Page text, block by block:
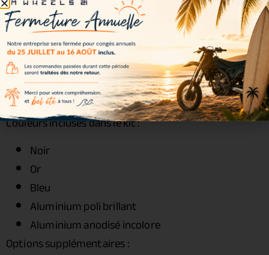
Roulements : inclus
Joints spy : inclus
Entretoises : incluses
Visserie : incluse
Couleurs disponibles
Couleurs incluses dans le kit :
Noir
Or
Bleu
Aluminium poli brillant
Aluminium anodisé incolore
Options supplémentaires :